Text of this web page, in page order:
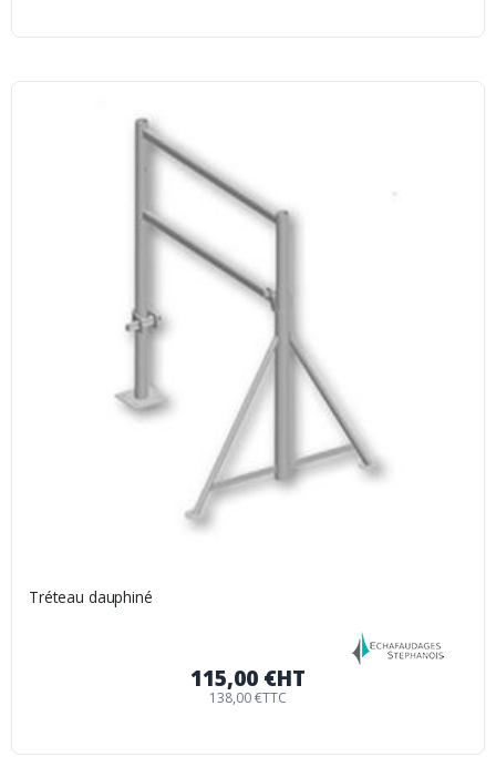
Tréteau dauphiné
115,00 €HT
138,00 €TTC